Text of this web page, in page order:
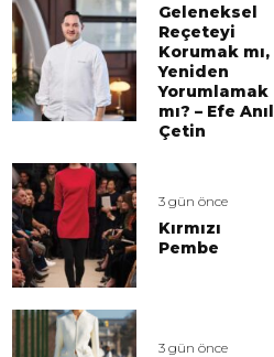
Geleneksel
Reçeteyi
Korumak mı,
Yeniden
Yorumlamak
mı? – Efe Anıl
Çetin
3 gün önce
Kırmızı
Pembe
3 gün önce